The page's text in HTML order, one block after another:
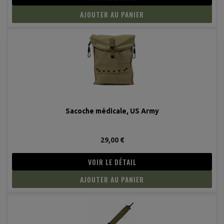
AJOUTER AU PANIER
Sacoche médicale, US Army
29,00 €
VOIR LE DÉTAIL
AJOUTER AU PANIER